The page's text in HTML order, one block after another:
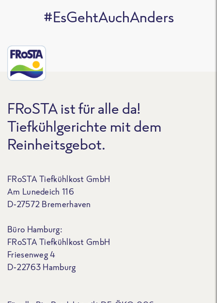
#EsGehtAuchAnders
FRoSTA ist für alle da!
Tiefkühlgerichte mit dem
Reinheitsgebot.
FRoSTA Tiefkühlkost GmbH
Am Lunedeich 116
D-27572 Bremerhaven
Büro Hamburg:
FRoSTA Tiefkühlkost GmbH
Friesenweg 4
D-22763 Hamburg